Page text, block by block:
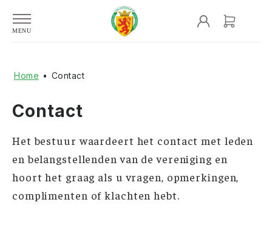
Home • Contact
Contact
Het bestuur waardeert het contact met leden
en belangstellenden van de vereniging en
hoort het graag als u vragen, opmerkingen,
complimenten of klachten hebt.